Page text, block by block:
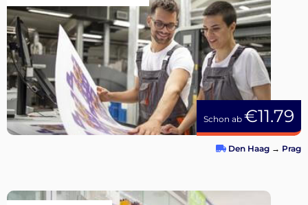
Schon ab €11.79
Den Haag → Prag